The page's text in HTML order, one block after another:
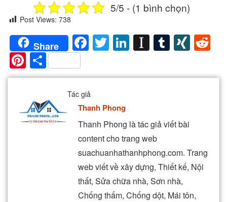
5/5 - (1 bình chọn)
Post Views: 738
Share Facebook
Twitter
LinkedIn
Instapaper
Tumblr
Pinterest
Share
Tác giả
Thanh Phong
Thanh Phong là tác giả viết bài
content cho trang web
suachuanhathanhphong.com. Trang
web viết về xây dựng, Thiết kế, Nội
thất, Sửa chữa nhà, Sơn nhà,
Chống thấm, Chống dột, Mái tôn,